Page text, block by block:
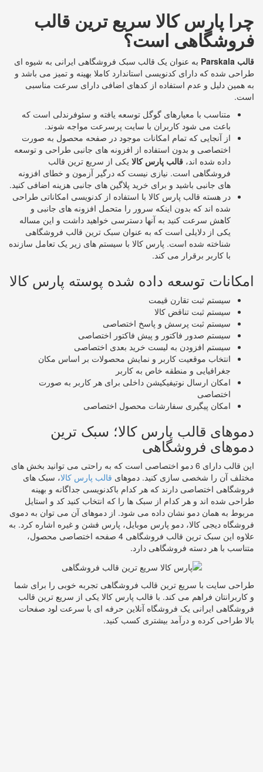
چرا پارس کالا سریع ترین قالب
فروشگاهی است؟
قالب Parskala به عنوان یک قالب سبک فروشگاهی ایرانی به شیوه ای
طراحی شده که دارای کدنویسی استاندارد کاملا بهینه و تمیز می باشد و
به همین دلیل و عدم استفاده از کدهای اضافی دارای سرعت مناسبی
است.
متناسب با معیارهای گوگل توسعه یافته و سئوفرندلی است که
باعث می شود کاربران با سایت پرسرعت مواجه شوند.
از آنجایی که تمام امکانات موجود در صفحه محصول به صورت
اختصاصی و بدون استفاده از افزونه های جانبی طراحی و توسعه
داده شده اند، قالب پارس کالا یکی از سریع ترین قالب
فروشگاهی است. نیازی نیست که درگیر آزمون و خطای افزونه
های جانبی باشید و برای خرید پلاگین های جانبی هزینه اضافی کنید.
در هسته قالب پارس کالا با استفاده از کدنویسی امکاناتی طراحی
شده اند که بدون اینکه سرور را متحمل افزونه های جانبی و
کاهش سرعت کنید به آنها دسترسی خواهید داشت و این مساله
یکی از دلایلی است که به عنوان سبک ترین قالب فروشگاهی
شناخته شده است. پارس کالا با سیستم های زیر یک تعامل سازنده
با کاربر برقرار می کند.
امکانات توسعه داده شده پوسته پارس کالا
سیستم ثبت تقارن قیمت
سیستم ثبت تناقض کالا
سیستم ثبت پرسش و پاسخ اختصاصی
سیستم صدور فاکتور و پیش فاکتور اختصاصی
سیستم افزودن به لیست خرید بعدی اختصاصی
انتخاب موقعیت کاربر و نمایش محصولات بر اساس مکان
جغرافیایی و منطقه خاص به کاربر
امکان ارسال نوتیفیکیشن داخلی برای هر کاربر به صورت
اختصاصی
امکان پیگیری سفارشات محصول اختصاصی
دموهای قالب پارس کالا؛ سبک ترین
دموهای فروشگاهی
این قالب دارای 6 دمو اختصاصی است که به راحتی می توانید بخش های
مختلف آن را شخصی سازی کنید. دموهای قالب پارس کالا، سبک های
فروشگاهی اختصاصی دارند که هر کدام باکدنویسی جداگانه و بهینه
طراحی شده اند و هر کدام از سبک ها را که انتخاب کنید کد و استایل
مربوط به همان دمو نشان داده می شود. از دموهای آن می توان به دموی
فروشگاه دیجی کالا، دمو پارس موبایل، پارس فشن و غیره اشاره کرد. به
علاوه این سبک ترین قالب فروشگاهی 4 صفحه اختصاصی محصول،
متناسب با هر دسته فروشگاهی دارد.
طراحی سایت با سریع ترین قالب فروشگاهی تجربه خوبی را برای شما
و کاربرانتان فراهم می کند. با قالب پارس کالا یکی از سریع ترین قالب
فروشگاهی ایرانی یک فروشگاه آنلاین حرفه ای با سرعت لود صفحات
بالا طراحی کرده و درآمد بیشتری کسب کنید.